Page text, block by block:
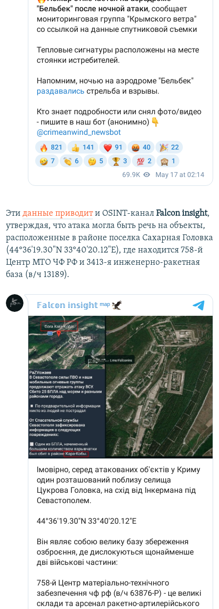
Эти данные приводити OSINT-канал Falcon insight,
утверждая, что атака могла быть речь на объекты,
расположенные в районе поселка Сахарная Головка
(44°36'19.30"N 33°40'20.12"E), где находится 758-й
Центр МТО ЧФ РФ и 3413-я инженерно-ракетная
база (в/ч 13189).